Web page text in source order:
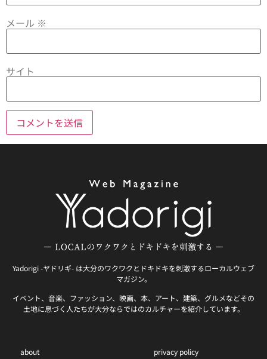
メール ※
サイト
Yadorigi -ヤドリギ- は大分のワクワクとドキドキを刺激するローカルウェブ
マガジン。
イベント、音楽、ファッション、映画、本、アート、建築、グルメなどその
土地に息づく人たちが大分ならではのカルチャーを紹介しています。
about privacy policy